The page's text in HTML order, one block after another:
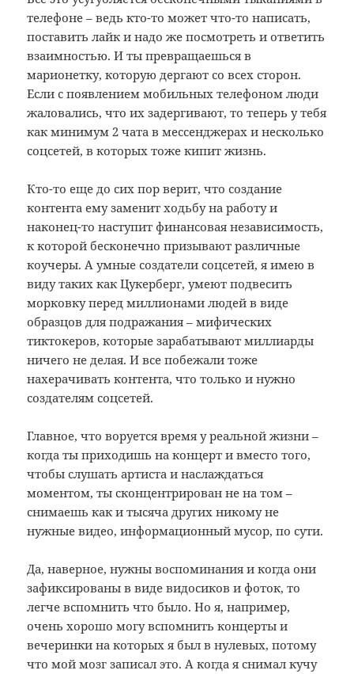
телефоне – ведь кто-то может что-то написать,
поставить лайк и надо же посмотреть и ответить
взаимностью. И ты превращаешься в
марионетку, которую дергают со всех сторон.
Если с появлением мобильных телефоном люди
жаловались, что их задергивают, то теперь у тебя
как минимум 2 чата в мессенджерах и несколько
соцсетей, в которых тоже кипит жизнь.
Кто-то еще до сих пор верит, что создание
контента ему заменит ходьбу на работу и
наконец-то наступит финансовая независимость,
к которой бесконечно призывают различные
коучеры. А умные создатели соцсетей, я имею в
виду таких как Цукерберг, умеют подвесить
морковку перед миллионами людей в виде
образцов для подражания – мифических
тиктокеров, которые зарабатывают миллиарды
ничего не делая. И все побежали тоже
нахерачивать контента, что только и нужно
создателям соцсетей.
Главное, что воруется время у реальной жизни –
когда ты приходишь на концерт и вместо того,
чтобы слушать артиста и наслаждаться
моментом, ты сконцентрирован не на том –
снимаешь как и тысяча других никому не
нужные видео, информационный мусор, по сути.
Да, наверное, нужны воспоминания и когда они
зафиксированы в виде видосиков и фоток, то
легче вспомнить что было. Но я, например,
очень хорошо могу вспомнить концерты и
вечеринки на которых я был в нулевых, потому
что мой мозг записал это. А когда я снимал кучу